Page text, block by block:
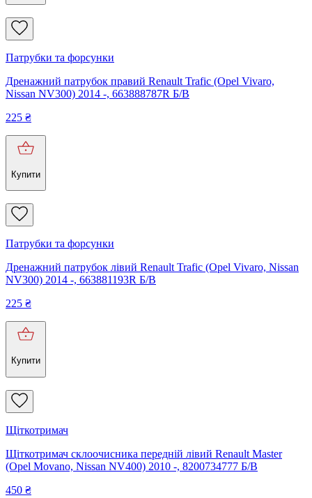
Патрубки та форсунки
Дренажний патрубок правий Renault Trafic (Opel Vivaro,
Nissan NV300) 2014 -, 663888787R Б/В
225 ₴
Купити
Патрубки та форсунки
Дренажний патрубок лівий Renault Trafic (Opel Vivaro, Nissan
NV300) 2014 -, 663881193R Б/В
225 ₴
Купити
Щіткотримач
Щіткотримач склоочисника передній лівий Renault Master
(Opel Movano, Nissan NV400) 2010 -, 8200734777 Б/В
450 ₴